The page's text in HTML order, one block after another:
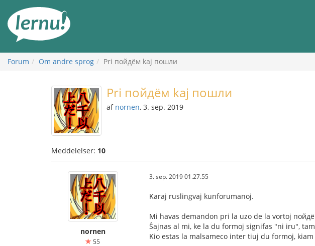
indholdet
Forum Om andre sprog Pri пойдём kaj пошли
Pri пойдём kaj пошли
af nornen, 3. sep. 2019
Meddelelser: 10
nornen
55
3. sep. 2019 01.27.55
Karaj ruslingvaj kunforumanoj.
Mi havas demandon pri la uzo de la vortoj
Ŝajnas al mi, ke la du formoj signifas "ni iru",
Kio estas la malsameco inter tiuj du formoj,